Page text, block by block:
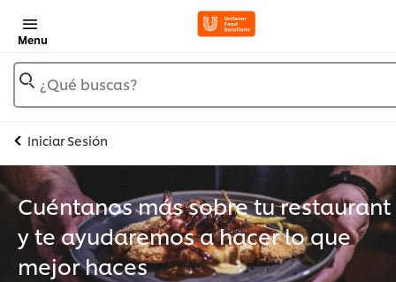
Menu
¿Qué buscas?
Iniciar Sesión
Cuéntanos más sobre tu restaurant
y te ayudaremos a hacer lo que
mejor haces